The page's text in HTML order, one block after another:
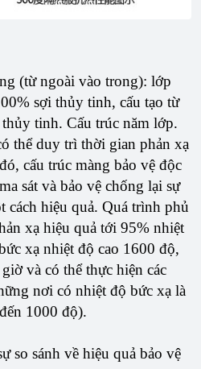
(từ ngoài vào trong): lớp
sợi thủy tinh, cấu tạo từ
tinh. Cấu trúc năm lớp.
thể duy trì thời gian phản xạ
cấu trúc màng bảo vệ độc
sát và bảo vệ chống lại sự
cách hiệu quả. Quá trình phủ
xạ hiệu quả tới 95% nhiệt
xạ nhiệt độ cao 1600 độ,
và có thể thực hiện các
nơi có nhiệt độ bức xạ là
1000 độ).
so sánh về hiệu quả bảo vệ